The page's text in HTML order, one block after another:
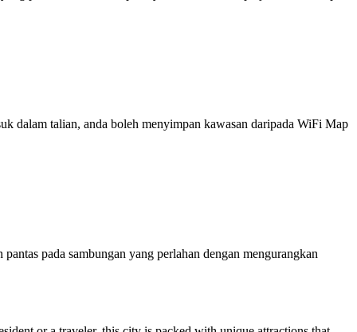
dalam talian, anda boleh menyimpan kawasan daripada WiFi Map
pada sambungan yang perlahan dengan mengurangkan